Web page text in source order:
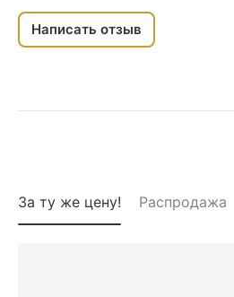
Написать отзыв
За ту же цену! Распродажа